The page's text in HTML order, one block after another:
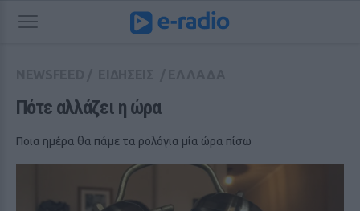
Πότε αλλάζει η ώρα
Ποια ημέρα θα πάμε τα ρολόγια μία ώρα πίσω